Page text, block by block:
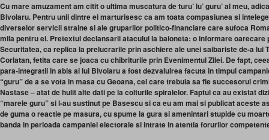
Cu mare amuzament am citit o ultima muscatura de turu’ lu’ guru’ al meu,
Bivolaru. Pentru unii dintre ei marturisesc ca am toata compasiunea si
diverselor servicii straine si ale gruparilor politico-financiare care sufoca
mila pentru ei. Pretextul declansarii atacului la baioneta: o informare oarecare
Securitatea, ca replica la prelucrarile prin aschiere ale unei saibariste de-a lui
Corlatan, fetita care se joaca cu chibriturile prin Evenimentul Zilei. De fapt,
para-integratii in abis ai lui Bivolaru a fost dezvaluirea facuta in timpul
“guru” de a se vota in masa cu Geoana, cel care trebuia sa fie succesorul
Nastase – atat de hulit alte dati pe la colturile spiralelor. Faptul ca au existat
“marele guru” si l-au sustinut pe Basescu si ca eu am mai si publicat aceste
de guma o reactie pe masura, cu spume la gura si amenintari stupide cu
banda in perioada campaniei electorale si intrate in atentia forurilor